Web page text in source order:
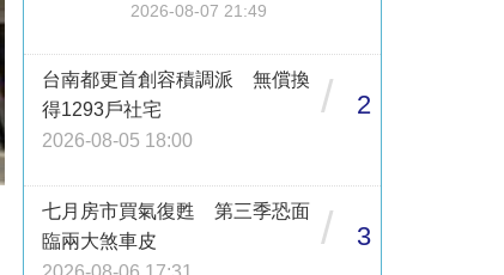
2026-08-07 21:49
台南都更首創容積調派 無償換
得1293戶社宅
2026-08-05 18:00
/ 2
七月房市買氣復甦 第三季恐面
臨兩大煞車皮
/ 3